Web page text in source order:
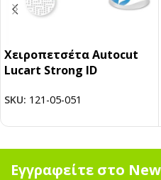
Χειροπετσέτα Autocut
Lucart Strong ID
SKU: 121-05-051
Εγγραφείτε στο